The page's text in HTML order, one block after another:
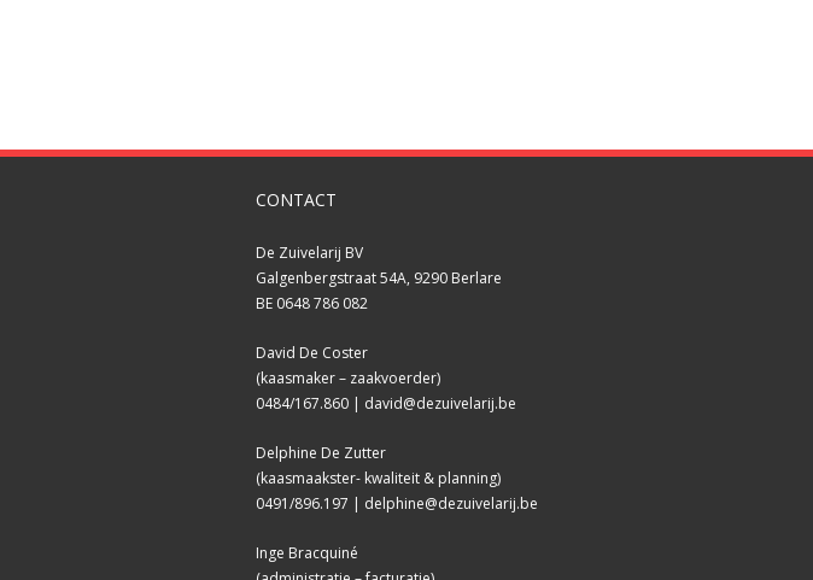
CONTACT
De Zuivelarij BV
Galgenbergstraat 54A, 9290 Berlare
BE 0648 786 082
David De Coster
(kaasmaker – zaakvoerder)
0484/167.860 | david@dezuivelarij.be
Delphine De Zutter
(kaasmaakster- kwaliteit & planning)
0491/896.197 | delphine@dezuivelarij.be
Inge Bracquiné